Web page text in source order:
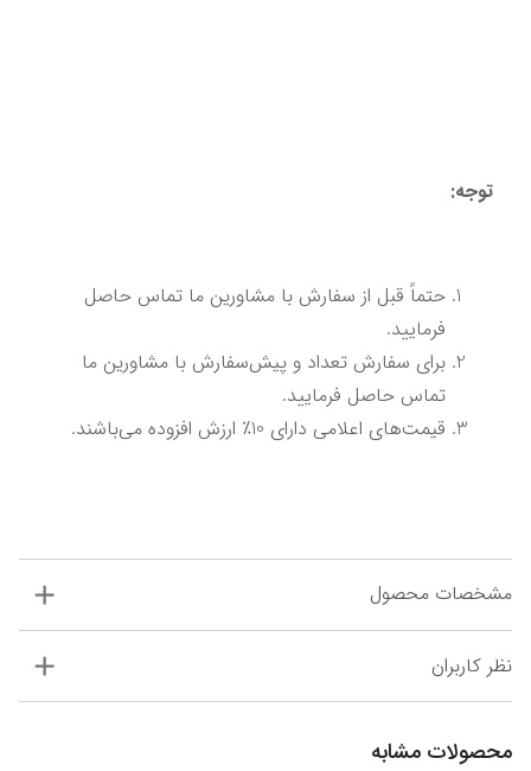
توجه:
فرمایید.
تماس حاصل فرمایید.
قیمت‌های اعلامی دارای 10٪ ارزش افزوده می‌باشند.
مشخصات محصول
نظر کاربران
محصولات مشابه